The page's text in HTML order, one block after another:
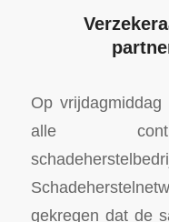
Op
alle
gekregen dat de